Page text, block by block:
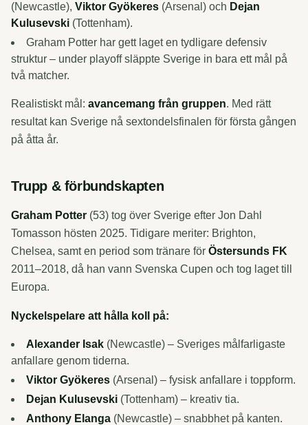
(Newcastle), Viktor Gyökeres (Arsenal) och Dejan
Kulusevski (Tottenham).
Graham Potter har gett laget en tydligare defensiv
struktur – under playoff släppte Sverige in bara ett mål på
två matcher.
Realistiskt mål: avancemang från gruppen. Med rätt
resultat kan Sverige nå sextondelsfinalen för första gången
på åtta år.
Trupp & förbundskapten
Graham Potter (53) tog över Sverige efter Jon Dahl
Tomasson hösten 2025. Tidigare meriter: Brighton,
Chelsea, samt en period som tränare för Östersunds FK
2011–2018, då han vann Svenska Cupen och tog laget till
Europa.
Nyckelspelare att hålla koll på:
Alexander Isak (Newcastle) – Sveriges målfarligaste
anfallare genom tiderna.
Viktor Gyökeres (Arsenal) – fysisk anfallare i toppform.
Dejan Kulusevski (Tottenham) – kreativ tia.
Anthony Elanga (Newcastle) – snabbhet på kanten.